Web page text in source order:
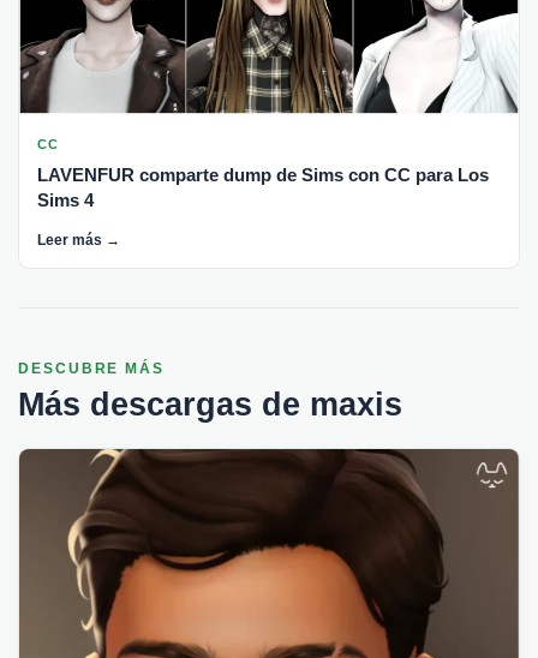
CC
LAVENFUR comparte dump de Sims con CC para Los
Sims 4
Leer más →
DESCUBRE MÁS
Más descargas de maxis